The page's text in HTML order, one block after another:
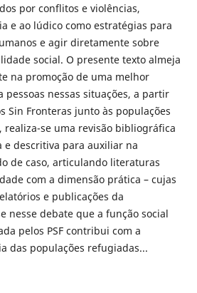
por conflitos e violências,
e ao lúdico como estratégias para
e agir diretamente sobre
social. O presente texto almeja
na promoção de uma melhor
nessas situações, a partir
Sin Fronteras junto às populações
realiza-se uma revisão bibliográfica
descritiva para auxiliar na
de caso, articulando literaturas
com a dimensão prática – cujas
e publicações da
nesse debate que a função social
pelos PSF contribui com a
das populações refugiadas...